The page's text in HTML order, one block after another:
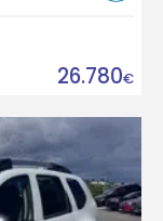
26.780€